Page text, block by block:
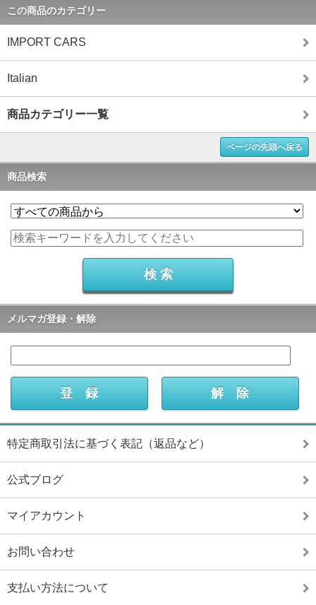
この商品のカテゴリー
IMPORT CARS
Italian
商品カテゴリー一覧
ページの先頭へ戻る
商品検索
メルマガ登録・解除
特定商取引法に基づく表記（返品など）
公式ブログ
マイアカウント
お問い合わせ
支払い方法について